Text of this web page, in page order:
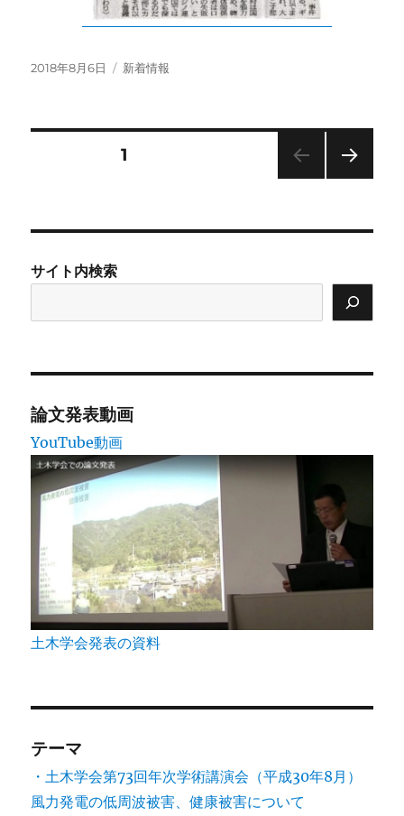
投
2018年8月6日
カ
新着情報
の
ペ
ー
ジ
送
り
固定ページ1
サイト内検索
論文発表動画
YouTube動画
土木学会発表の資料
テーマ
・土木学会第73回年次学術講演会（平成30年8月）
風力発電の低周波被害、健康被害について